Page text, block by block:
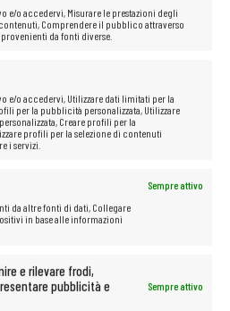
e/o accedervi, Misurare le prestazioni degli
Comprendere il pubblico attraverso
da fonti diverse.
e/o accedervi, Utilizzare dati limitati per la
per la pubblicità personalizzata, Utilizzare
Creare profili per la
profili per la selezione di contenuti
i servizi.
Sempre attivo
da altre fonti di dati, Collegare
in base alle informazioni
e rilevare frodi,
pubblicità e
Sempre attivo